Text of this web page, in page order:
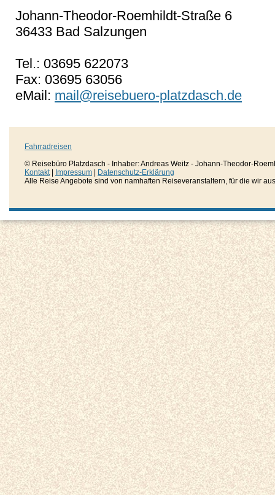
Johann-Theodor-Roemhildt-Straße 6
36433 Bad Salzungen
Tel.: 03695 622073
Fax: 03695 63056
eMail: mail@reisebuero-platzdasch.de
Fahrradreisen
© Reisebüro Platzdasch - Inhaber: Andreas Weitz - Johann-Theodor-
Kontakt| Impressum
Datenschutz-Erklärung
Alle Reise Angebote sind von namhaften Reiseveranstaltern, für die wir